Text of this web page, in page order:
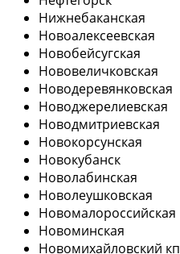
Нижнебаканская
Новоалексеевская
Новобейсугская
Нововеличковская
Новодеревянковская
Новоджерелиевская
Новодмитриевская
Новокорсунская
Новокубанск
Новолабинская
Новолеушковская
Новомалороссийская
Новоминская
Новомихайловский кп